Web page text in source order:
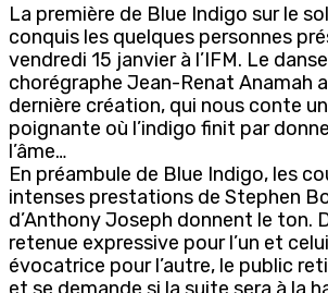
La première de Blue Indigo sur le
conquis les quelques personnes
vendredi 15 janvier à l’IFM. Le
chorégraphe Jean-Renat Anamah
dernière création, qui nous conte
poignante où l’indigo finit par
l’âme…
En préambule de Blue Indigo, les
intenses prestations de Stephen
d’Anthony Joseph donnent le ton.
retenue expressive pour l’un et
évocatrice pour l’autre, le public